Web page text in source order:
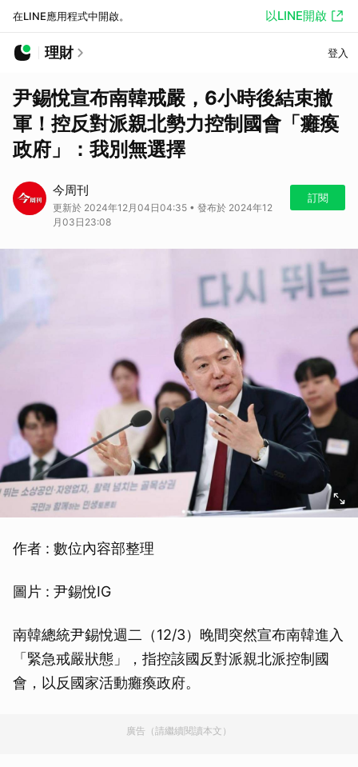
在LINE應用程式中開啟。 以LINE開啟
理財 登入
尹錫悅宣布南韓戒嚴，6小時後結束撤
軍！控反對派親北勢力控制國會「癱瘓
政府」：我別無選擇
今周刊
更新於 2024年12月04日04:35 • 發布於 2024年12
月03日23:08
訂閱
作者 : 數位內容部整理
圖片 : 尹錫悅IG
南韓總統尹錫悅週二（12/3）晚間突然宣布南韓進入
「緊急戒嚴狀態」，指控該國反對派親北派控制國
會，以反國家活動癱瘓政府。
廣告（請繼續閱讀本文）